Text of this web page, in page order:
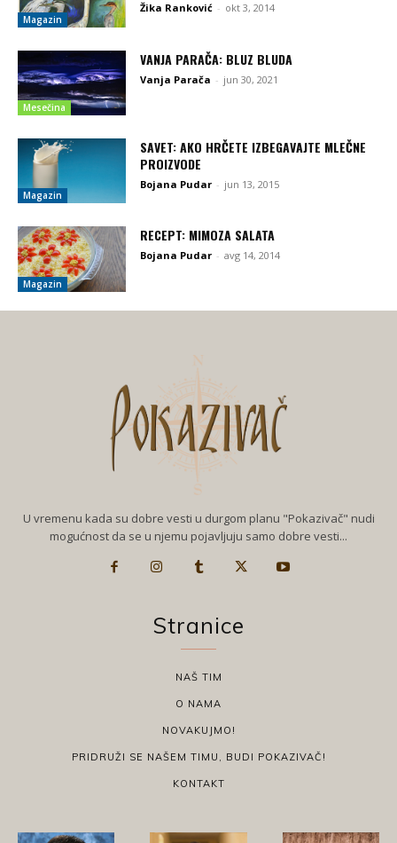
Magazin
Žika Ranković - okt 3, 2014
Mesečina
VANJA PARAČA: BLUZ BLUDA
Vanja Parača - jun 30, 2021
Magazin
SAVET: AKO HRČETE IZBEGAVAJTE MLEČNE
PROIZVODE
Bojana Pudar - jun 13, 2015
Magazin
RECEPT: MIMOZA SALATA
Bojana Pudar - avg 14, 2014
U vremenu kada su dobre vesti u durgom planu "Pokazivač" nudi
mogućnost da se u njemu pojavljuju samo dobre vesti...
Stranice
NAŠ TIM
O NAMA
NOVAKUJMO!
PRIDRUŽI SE NAŠEM TIMU, BUDI POKAZIVAČ!
KONTAKT